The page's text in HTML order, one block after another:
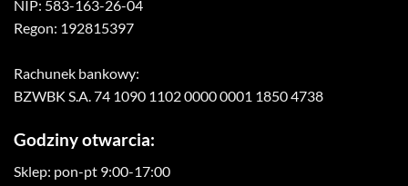
NIP: 583-163-26-04
Regon: 192815397
Rachunek bankowy:
BZWBK S.A. 74 1090 1102 0000 0001 1850 4738
Godziny otwarcia:
Sklep: pon-pt 9:00-17:00